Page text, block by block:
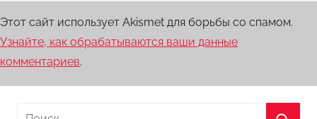
Этот сайт использует Akismet для борьбы со спамом.
Узнайте, как обрабатываются ваши данные
комментариев.
Найти: